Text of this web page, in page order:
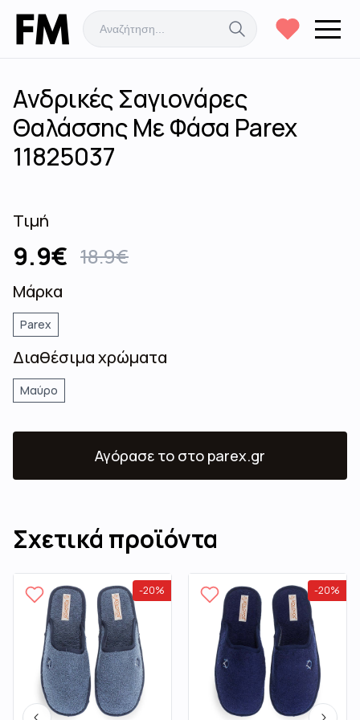
Ανδρικές Σαγιονάρες
Θαλάσσης Με Φάσα Parex
11825037
Τιμή
9.9€ 18.9€
Μάρκα
Parex
Διαθέσιμα χρώματα
Μαύρο
Αγόρασε το στο parex.gr
Σχετικά προϊόντα
-20% -20%